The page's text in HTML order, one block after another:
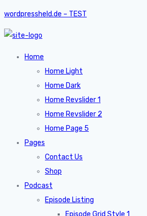
wordpressheld.de – TEST
Home
Home Light
Home Dark
Home Revslider 1
Home Revslider 2
Home Page 5
Pages
Contact Us
Shop
Podcast
Episode Listing
Episode Grid Style 1